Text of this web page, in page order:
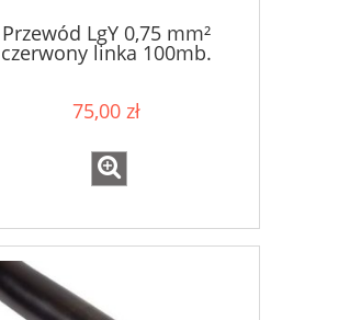
Przewód LgY 0,75 mm²
czerwony linka 100mb.
75,00 zł